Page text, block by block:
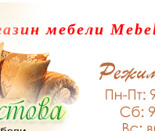
мебели